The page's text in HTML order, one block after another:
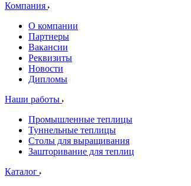
Компания
О компании
Партнеры
Вакансии
Реквизиты
Новости
Дипломы
Наши работы
Промышленные теплицы
Туннельные теплицы
Столы для выращивания
Зашторивание для теплиц
Каталог